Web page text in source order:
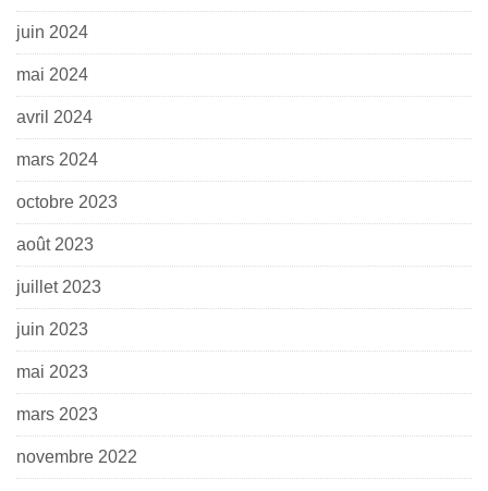
juin 2024
mai 2024
avril 2024
mars 2024
octobre 2023
août 2023
juillet 2023
juin 2023
mai 2023
mars 2023
novembre 2022